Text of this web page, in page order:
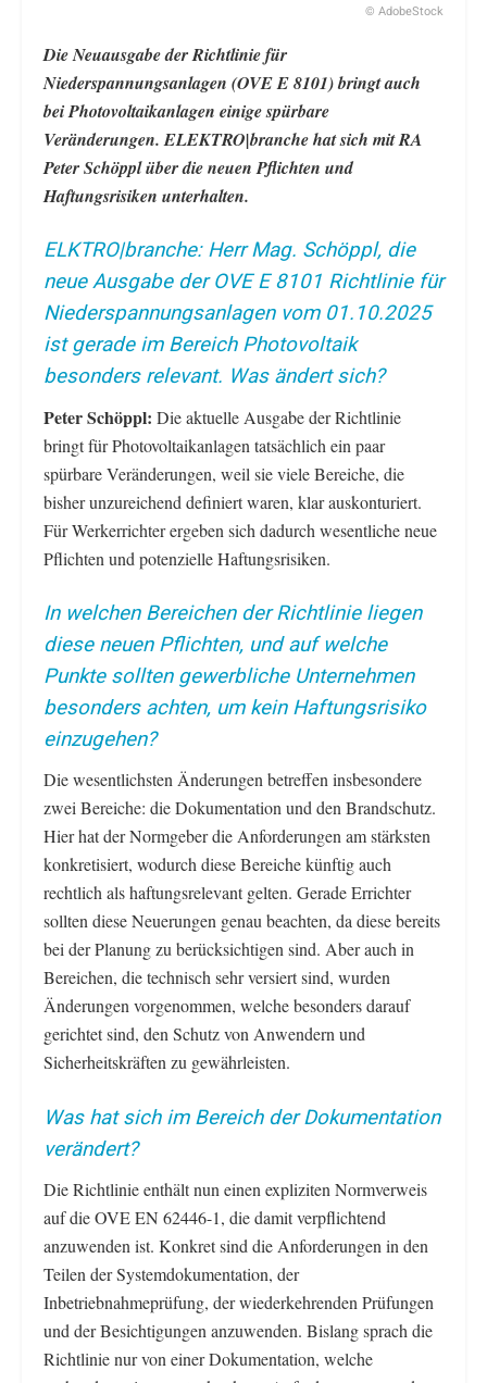
© AdobeStock
Die Neuausgabe der Richtlinie für
Niederspannungsanlagen (OVE E 8101) bringt auch
bei Photovoltaikanlagen einige spürbare
Veränderungen. ELEKTRO|branche hat sich mit RA
Peter Schöppl über die neuen Pflichten und
Haftungsrisiken unterhalten.
ELKTRO|branche: Herr Mag. Schöppl, die
neue Ausgabe der OVE E 8101 Richtlinie für
Niederspannungsanlagen vom 01.10.2025
ist gerade im Bereich Photovoltaik
besonders relevant. Was ändert sich?
Peter Schöppl: Die aktuelle Ausgabe der Richtlinie
bringt für Photovoltaikanlagen tatsächlich ein paar
spürbare Veränderungen, weil sie viele Bereiche, die
bisher unzureichend definiert waren, klar auskonturiert.
Für Werkerrichter ergeben sich dadurch wesentliche neue
Pflichten und potenzielle Haftungsrisiken.
In welchen Bereichen der Richtlinie liegen
diese neuen Pflichten, und auf welche
Punkte sollten gewerbliche Unternehmen
besonders achten, um kein Haftungsrisiko
einzugehen?
Die wesentlichsten Änderungen betreffen insbesondere
zwei Bereiche: die Dokumentation und den Brandschutz.
Hier hat der Normgeber die Anforderungen am stärksten
konkretisiert, wodurch diese Bereiche künftig auch
rechtlich als haftungsrelevant gelten. Gerade Errichter
sollten diese Neuerungen genau beachten, da diese bereits
bei der Planung zu berücksichtigen sind. Aber auch in
Bereichen, die technisch sehr versiert sind, wurden
Änderungen vorgenommen, welche besonders darauf
gerichtet sind, den Schutz von Anwendern und
Sicherheitskräften zu gewährleisten.
Was hat sich im Bereich der Dokumentation
verändert?
Die Richtlinie enthält nun einen expliziten Normverweis
auf die OVE EN 62446-1, die damit verpflichtend
anzuwenden ist. Konkret sind die Anforderungen in den
Teilen der Systemdokumentation, der
Inbetriebnahmeprüfung, der wiederkehrenden Prüfungen
und der Besichtigungen anzuwenden. Bislang sprach die
Richtlinie nur von einer Dokumentation, welche